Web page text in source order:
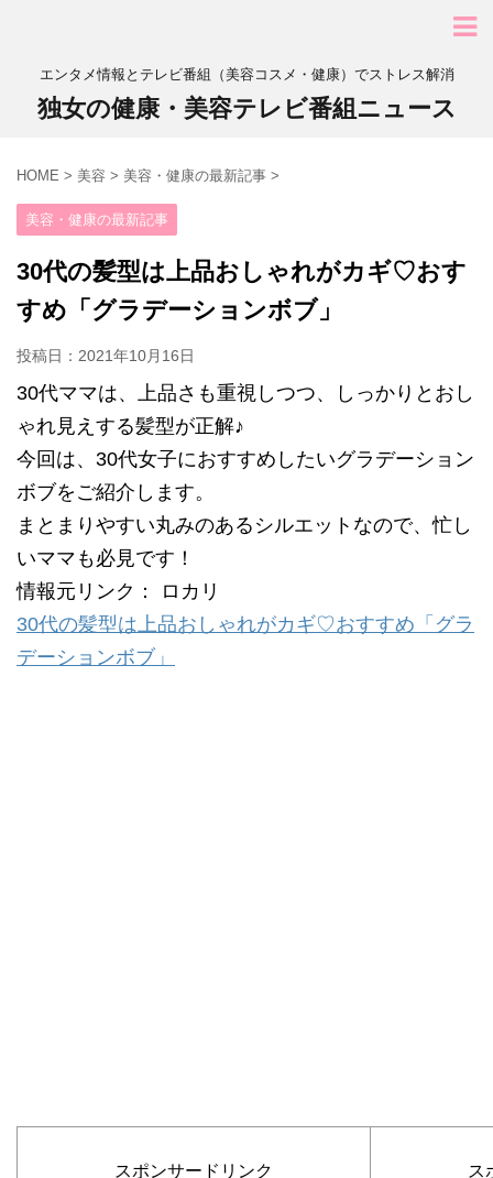
エンタメ情報とテレビ番組（美容コスメ・健康）でストレス解消
独女の健康・美容テレビ番組ニュース
HOME > 美容 > 美容・健康の最新記事 >
美容・健康の最新記事
30代の髪型は上品おしゃれがカギ♡おす
すめ「グラデーションボブ」
投稿日： 2021年10月16日
30代ママは、上品さも重視しつつ、しっかりとおし
ゃれ見えする髪型が正解♪
今回は、30代女子におすすめしたいグラデーション
ボブをご紹介します。
まとまりやすい丸みのあるシルエットなので、忙し
いママも必見です！
情報元リンク： ロカリ
30代の髪型は上品おしゃれがカギ♡おすすめ「グラ
デーションボブ」
スポンサードリンク ス